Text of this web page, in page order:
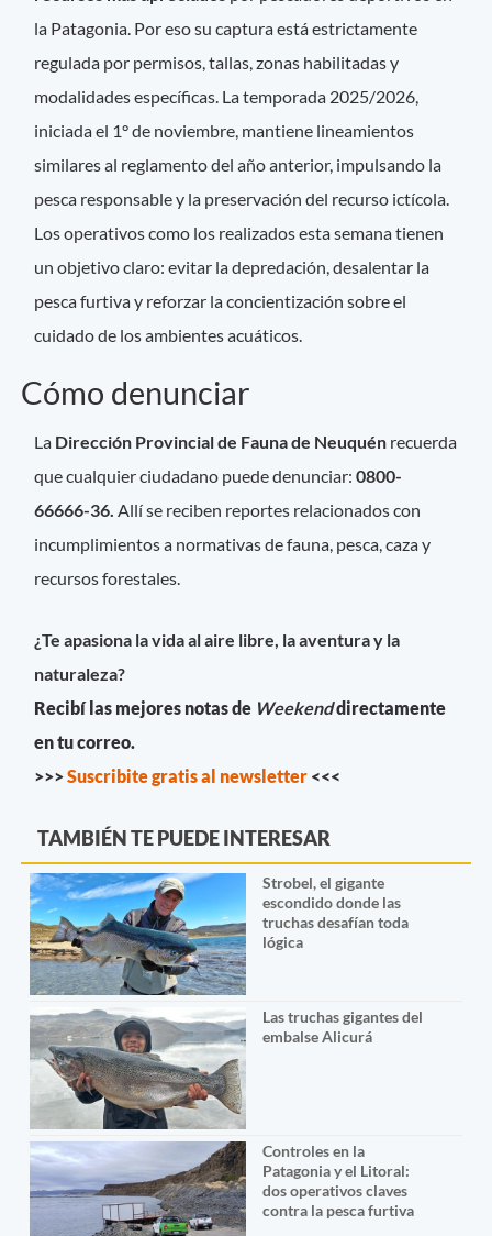
la Patagonia. Por eso su captura está estrictamente
regulada por permisos, tallas, zonas habilitadas y
modalidades específicas. La temporada 2025/2026,
iniciada el 1° de noviembre, mantiene lineamientos
similares al reglamento del año anterior, impulsando la
pesca responsable y la preservación del recurso ictícola.
Los operativos como los realizados esta semana tienen
un objetivo claro: evitar la depredación, desalentar la
pesca furtiva y reforzar la concientización sobre el
cuidado de los ambientes acuáticos.
Cómo denunciar
La Dirección Provincial de Fauna de Neuquén recuerda
que cualquier ciudadano puede denunciar: 0800-
66666-36. Allí se reciben reportes relacionados con
incumplimientos a normativas de fauna, pesca, caza y
recursos forestales.
¿Te apasiona la vida al aire libre, la aventura y la
naturaleza?
Recibí las mejores notas de Weekenddirectamente
en tu correo.
>>>Suscribite gratis al newsletter <<<
TAMBIÉN TE PUEDE INTERESAR
Strobel, el gigante
escondido donde las
truchas desafían toda
lógica
Las truchas gigantes del
embalse Alicurá
Controles en la
Patagonia y el Litoral:
dos operativos claves
contra la pesca furtiva